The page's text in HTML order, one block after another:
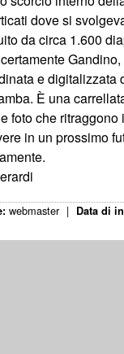
dove si
da circa 1.600
e
È una
foto che
in un prossimo
webmaster | Data di